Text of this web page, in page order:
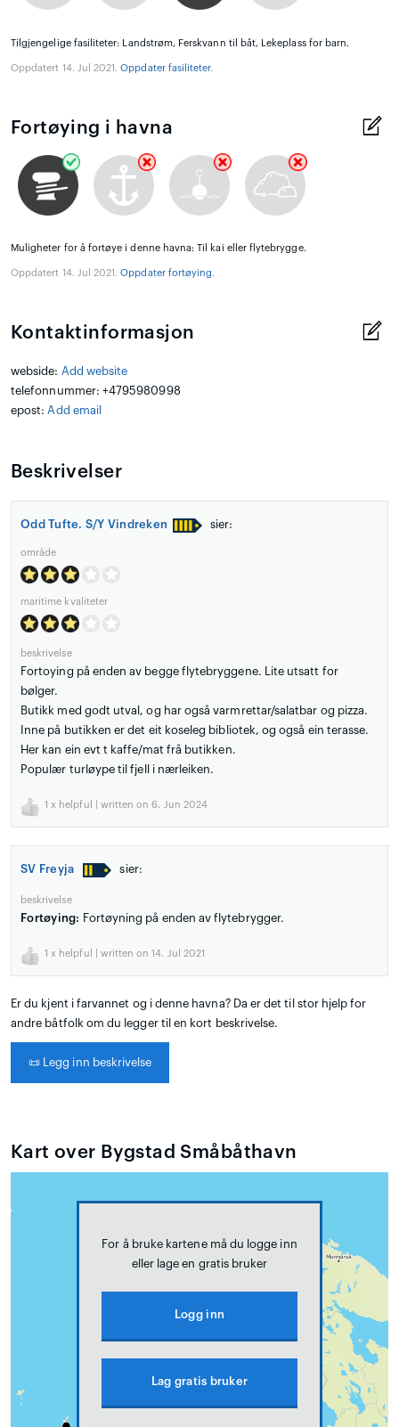
Tilgjengelige fasiliteter: Landstrøm, Ferskvann til båt, Lekeplass for barn.
Oppdatert 14. Jul 2021.Oppdater fasiliteter.
Fortøying i havna
Muligheter for å fortøye i denne havna: Til kai eller flytebrygge.
Oppdatert 14. Jul 2021.Oppdater fortøying.
Kontaktinformasjon
webside: Add website
telefonnummer: +4795980998
epost: Add email
Beskrivelser
Odd Tufte. S/Y Vindreken sier:
område
maritime kvaliteter
beskrivelse
Fortoying på enden av begge flytebryggene. Lite utsatt for
bølger.
Butikk med godt utval, og har også varmrettar/salatbar og pizza.
Inne på butikken er det eit koseleg bibliotek, og også ein terasse.
Her kan ein evt t kaffe/mat frå butikken.
Populær turløype til fjell i nærleiken.
1 x helpful | written on 6. Jun 2024
SV Freyja sier:
beskrivelse
Fortøying: Fortøyning på enden av flytebrygger.
1 x helpful | written on 14. Jul 2021
Er du kjent i farvannet og i denne havna? Da er det til stor hjelp for
andre båtfolk om du legger til en kort beskrivelse.
📜 Legg inn beskrivelse
Kart over Bygstad Småbåthavn
For å bruke kartene må du logge inn
eller lage en gratis bruker
Logg inn
Lag gratis bruker